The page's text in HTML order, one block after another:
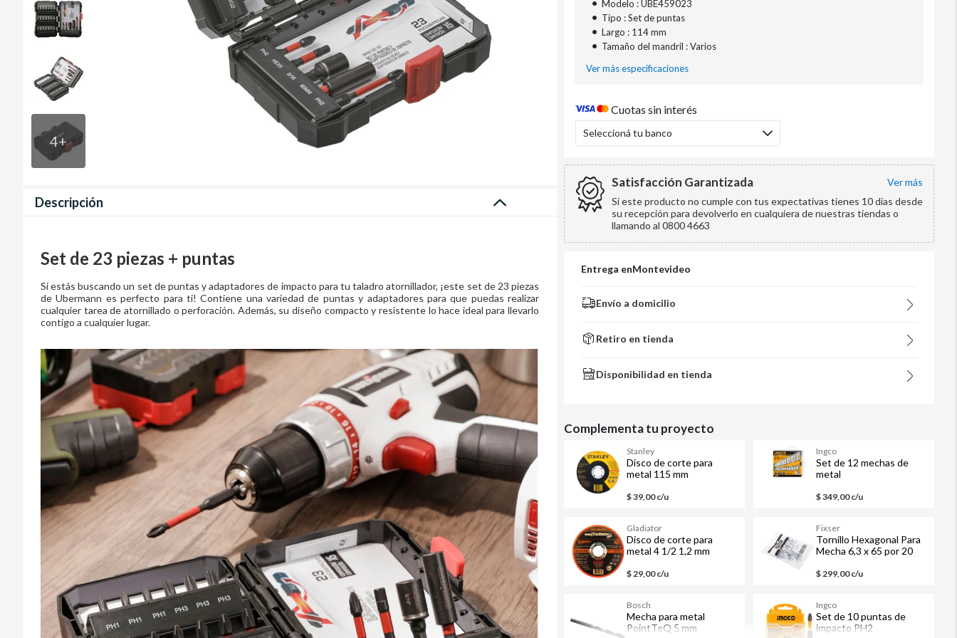
4+
Descripción
Set de 23 piezas + puntas
Si estás buscando un set de puntas y adaptadores de impacto para tu taladro atornillador, ¡este set de 23 piezas
de Ubermann es perfecto para ti! Contiene una variedad de puntas y adaptadores para que puedas realizar
cualquier tarea de atornillado o perforación. Además, su diseño compacto y resistente lo hace ideal para llevarlo
contigo a cualquier lugar.
Modelo : UBE459023
• Tipo : Set de puntas
• Largo : 114 mm
• Tamaño del mandril : Varios
Ver más especificaciones
Cuotas sin interés
Seleccioná tu banco
Satisfacción Garantizada
ver más
Si este producto no cumple con tus expectativas tienes 10 días desde
su recepción para devolverlo en cualquiera de nuestras tiendas o
llamando al 0800 4663
Entrega enMontevideo
Envío a domicilio
Retiro en tienda
Disponibilidad en tienda
Complementa tu proyecto
Stanley
Disco de corte para
metal 115 mm
$ 39,00 c/u
Ingco
Set de 12 mechas de
metal
$ 349,00 c/u
Gladiator
Disco de corte para
metal 4 1/2 1,2 mm
$ 29,00 c/u
Fixser
Tornillo Hexagonal Para
Mecha 6,3 x 65 por 20
$ 299,00 c/u
Bosch
Mecha para metal
PointTeQ 5 mm
Ingco
Set de 10 puntas de
impacto PH2